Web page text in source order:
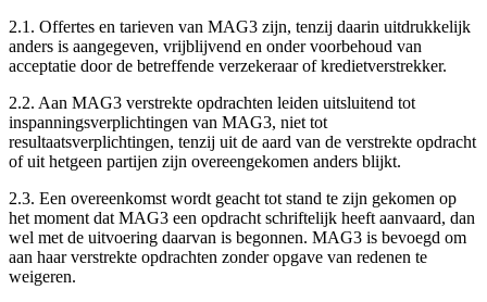
2.1. Offertes en tarieven van MAG3 zijn, tenzij daarin uitdrukkelijk
anders is aangegeven, vrijblijvend en onder voorbehoud van
acceptatie door de betreffende verzekeraar of kredietverstrekker.
2.2. Aan MAG3 verstrekte opdrachten leiden uitsluitend tot
inspanningsverplichtingen van MAG3, niet tot
resultaatsverplichtingen, tenzij uit de aard van de verstrekte opdracht
of uit hetgeen partijen zijn overeengekomen anders blijkt.
2.3. Een overeenkomst wordt geacht tot stand te zijn gekomen op
het moment dat MAG3 een opdracht schriftelijk heeft aanvaard, dan
wel met de uitvoering daarvan is begonnen. MAG3 is bevoegd om
aan haar verstrekte opdrachten zonder opgave van redenen te
weigeren.